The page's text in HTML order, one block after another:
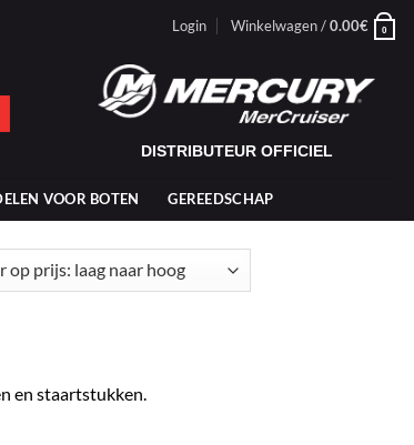
Login Winkelwagen /0.00€ 0
DISTRIBUTEUR OFFICIEL
VOOR BOTEN GEREEDSCHAP
en staartstukken.